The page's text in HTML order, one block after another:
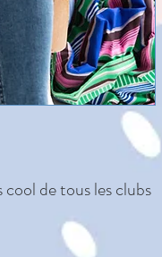
de tous les clubs